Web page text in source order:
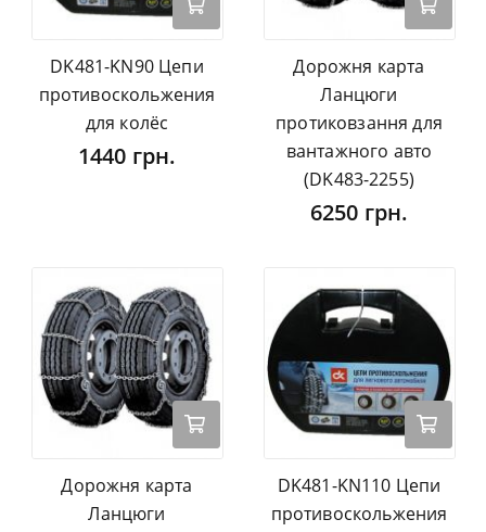
DK481-KN90 Цепи
противоскольжения
для колёс
1440 грн.
Дорожня карта
Ланцюги
протиковзання для
вантажного авто
(DK483-2255)
6250 грн.
Дорожня карта
Ланцюги
DK481-KN110 Цепи
противоскольжения